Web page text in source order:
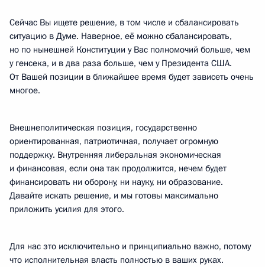
Сейчас Вы ищете решение, в том числе и сбалансировать
ситуацию в Думе. Наверное, её можно сбалансировать,
но по нынешней Конституции у Вас полномочий больше, чем
у генсека, и в два раза больше, чем у Президента США.
От Вашей позиции в ближайшее время будет зависеть очень
многое.
Внешнеполитическая позиция, государственно
ориентированная, патриотичная, получает огромную
поддержку. Внутренняя либеральная экономическая
и финансовая, если она так продолжится, нечем будет
финансировать ни оборону, ни науку, ни образование.
Давайте искать решение, и мы готовы максимально
приложить усилия для этого.
Для нас это исключительно и принципиально важно, потому
что исполнительная власть полностью в ваших руках.